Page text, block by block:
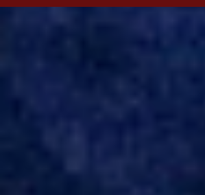
Evian, da França, Hellas Verona, da Itália, e